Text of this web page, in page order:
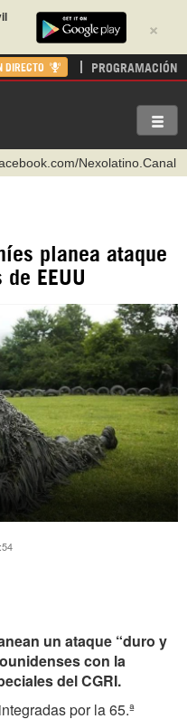
×
DIRECTO PROGRAMACIÓN
@nexo_latino
c/hispantv
+98 921 79 29 404
Nexolatino.Canal
planea ataque
EEUU
un ataque “duro y
con la
del CGRI.
por la 65.ª